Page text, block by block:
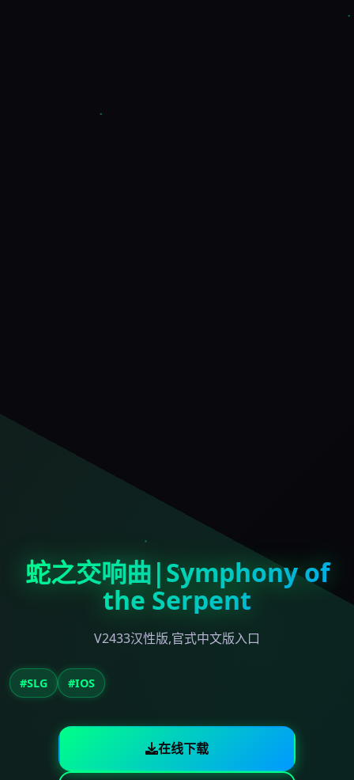
蛇之交响曲|Symphony of
the Serpent
V2433汉性版,官式中文版入口
#SLG #IOS
在线下载